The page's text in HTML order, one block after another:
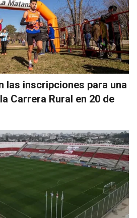
las inscripciones para una
Carrera Rural en 20 de